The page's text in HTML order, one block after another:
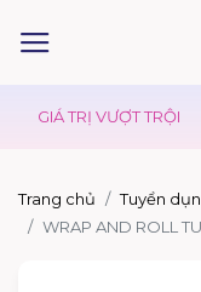
GIÁ TRỊ VƯỢT TRỘI
Trang chủ
Tuyển
WRAP AND ROLL